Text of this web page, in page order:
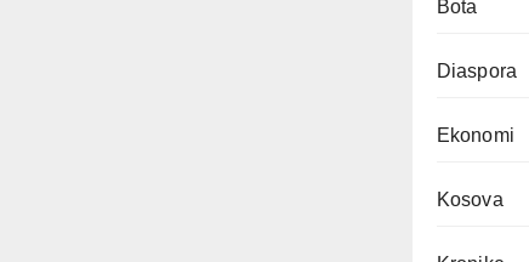
Bota
Diaspora
Ekonomi
Kosova